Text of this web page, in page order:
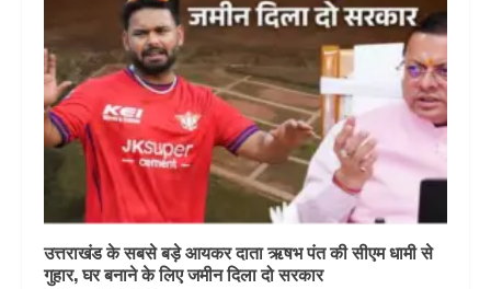
उत्तराखंड के सबसे बड़े आयकर दाता ऋषभ पंत की सीएम धामी से
गुहार, घर बनाने के लिए जमीन दिला दो सरकार